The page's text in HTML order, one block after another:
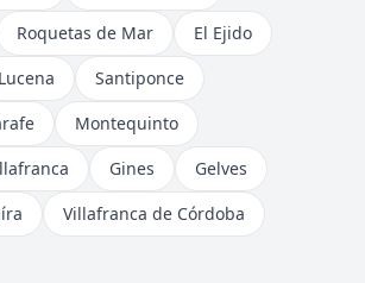
Roquetas de Mar
El Ejido
Lucena
Santiponce
Montequinto
Gines
Gelves
Villafranca de Córdoba